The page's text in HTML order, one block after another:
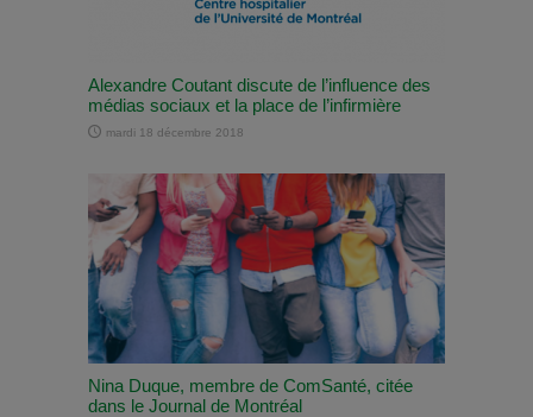
Alexandre Coutant discute de l’influence des
médias sociaux et la place de l’infirmière
mardi 18 décembre 2018
Nina Duque, membre de ComSanté, citée
dans le Journal de Montréal